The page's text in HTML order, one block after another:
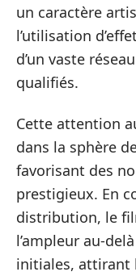
un caractère
l’utilisation
d’un vaste
qualifiés.
Cette attention
dans la sphère
favorisant des
prestigieux. En
distribution, le
l’ampleur au-
initiales, attirant